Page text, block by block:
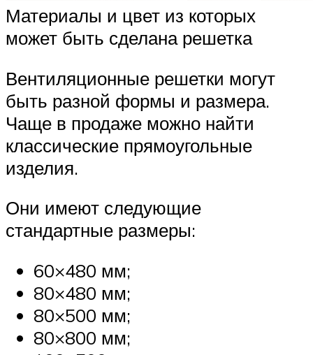
Материалы и цвет из которых
может быть сделана решетка
Вентиляционные решетки могут
быть разной формы и размера.
Чаще в продаже можно найти
классические прямоугольные
изделия.
Они имеют следующие
стандартные размеры:
60×480 мм;
80×480 мм;
80×500 мм;
80×800 мм;